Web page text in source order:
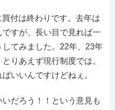
付は終わりです。去年は
すが、長い目で見れば一
てみました。22年、23年
りあえず現行制度では。
いいんですけどねぇ。
だろう！！という意見も